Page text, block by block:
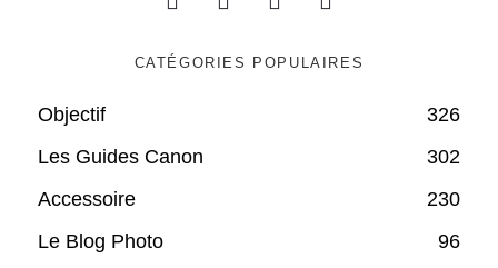
CATÉGORIES POPULAIRES
Objectif
326
Les Guides Canon
302
Accessoire
230
Le Blog Photo
96